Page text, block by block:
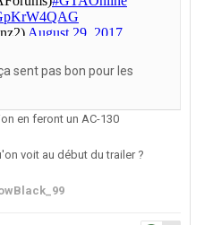
sent pas bon pour les
en feront un AC-130
voit au début du trailer ?